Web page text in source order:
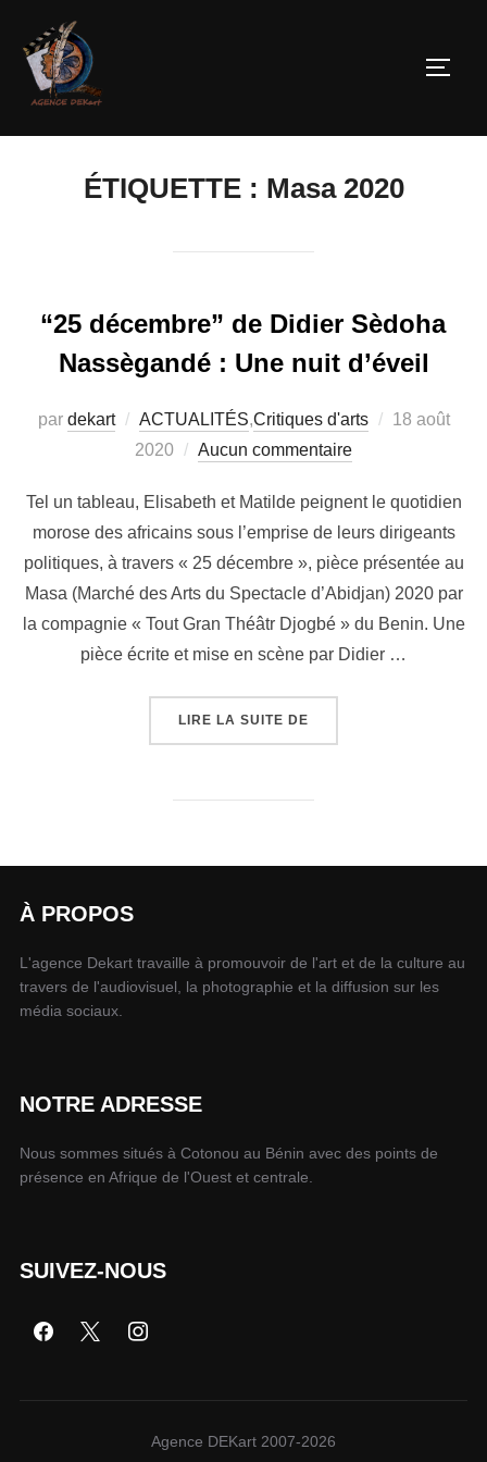
ÉTIQUETTE : Masa 2020
“25 décembre” de Didier Sèdoha
Nassègandé : Une nuit d’éveil
par dekart ACTUALITÉS,Critiques d'arts
18 août
2020
Aucun commentaire
Tel un tableau, Elisabeth et Matilde peignent le quotidien
morose des africains sous l’emprise de leurs dirigeants
politiques, à travers « 25 décembre », pièce présentée au
Masa (Marché des Arts du Spectacle d’Abidjan) 2020 par
la compagnie « Tout Gran Théâtr Djogbé » du Benin. Une
pièce écrite et mise en scène par Didier …
LIRE LA SUITE DE
À PROPOS
L'agence Dekart travaille à promouvoir de l'art et de la culture au
travers de l'audiovisuel, la photographie et la diffusion sur les
média sociaux.
NOTRE ADRESSE
Nous sommes situés à Cotonou au Bénin avec des points de
présence en Afrique de l'Ouest et centrale.
SUIVEZ-NOUS
Agence DEKart 2007-2026